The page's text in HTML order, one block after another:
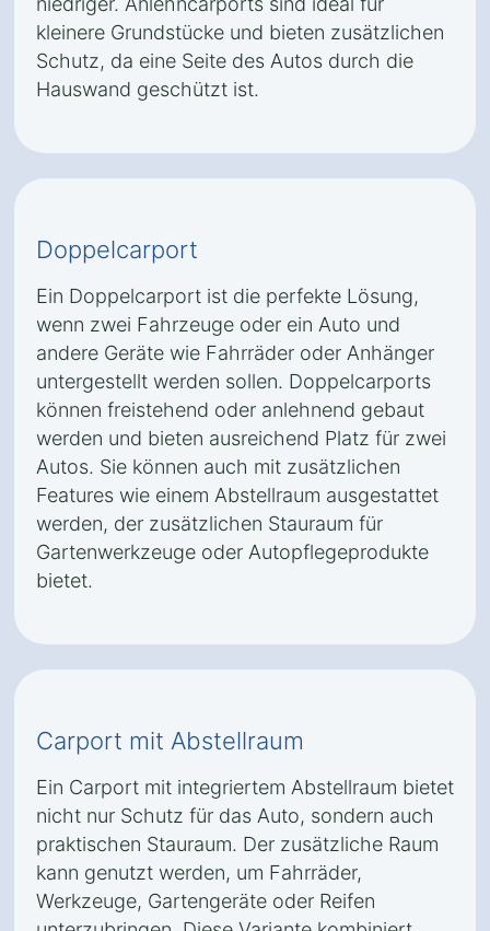
kleinere Grundstücke und bieten zusätzlichen
Schutz, da eine Seite des Autos durch die
Hauswand geschützt ist.
Doppelcarport
Ein Doppelcarport ist die perfekte Lösung,
wenn zwei Fahrzeuge oder ein Auto und
andere Geräte wie Fahrräder oder Anhänger
untergestellt werden sollen. Doppelcarports
können freistehend oder anlehnend gebaut
werden und bieten ausreichend Platz für zwei
Autos. Sie können auch mit zusätzlichen
Features wie einem Abstellraum ausgestattet
werden, der zusätzlichen Stauraum für
Gartenwerkzeuge oder Autopflegeprodukte
bietet.
Carport mit Abstellraum
Ein Carport mit integriertem Abstellraum bietet
nicht nur Schutz für das Auto, sondern auch
praktischen Stauraum. Der zusätzliche Raum
kann genutzt werden, um Fahrräder,
Werkzeuge, Gartengeräte oder Reifen